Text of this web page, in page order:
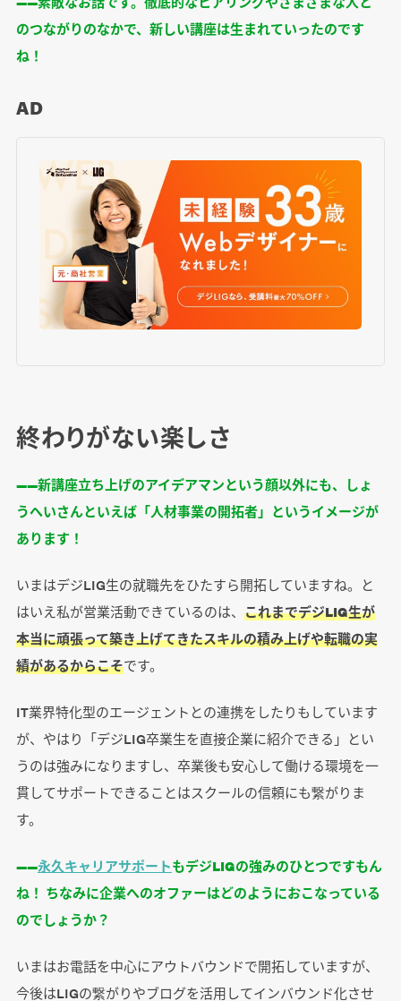
のつながりのなかで、新しい講座は生まれていったのです
ね！
AD
終わりがない楽しさ
――新講座立ち上げのアイデアマンという顔以外にも、しょ
うへいさんといえば「人材事業の開拓者」というイメージが
あります！
いまはデジLIG生の就職先をひたすら開拓していますね。と
はいえ私が営業活動できているのは、 これまでデジLIG生が
本当に頑張って築き上げてきたスキルの積み上げや転職の実
績があるからこそです。
IT業界特化型のエージェントとの連携をしたりもしています
が、やはり「デジLIG卒業生を直接企業に紹介できる」とい
うのは強みになりますし、卒業後も安心して働ける環境を一
貫してサポートできることはスクールの信頼にも繋がりま
す。
――永久キャリアサポートもデジLIGの強みのひとつですもん
ね！ ちなみに企業へのオファーはどのようにおこなっている
のでしょうか？
いまはお電話を中心にアウトバウンドで開拓していますが、
今後はLIGの繋がりやブログを活用してインバウンド化させ